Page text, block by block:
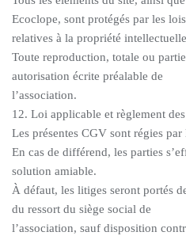
Ecoclope, sont protégés par les lois
relatives à la propriété
Toute reproduction, totale ou
autorisation écrite préalable de
l’association.
12. Loi applicable et règlement
Les présentes CGV sont régies
En cas de différend, les parties
solution amiable.
À défaut, les litiges seront portés
du ressort du siège social de
l’association, sauf disposition